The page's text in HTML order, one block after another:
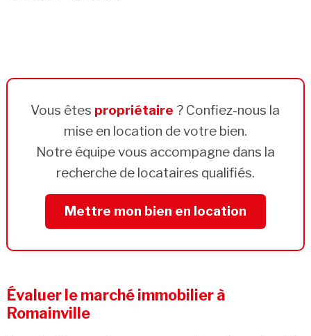
Vous êtes propriétaire ? Confiez-nous la
mise en location de votre bien.
Notre équipe vous accompagne dans la
recherche de locataires qualifiés.
Mettre mon bien en location
Évaluer le marché immobilier à
Romainville